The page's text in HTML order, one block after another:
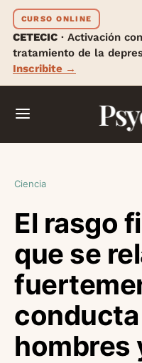
CURSO ONLINE
CETECIC · Activación
tratamiento de la
Inscribite →
Ciencia
El rasgo
que se
hombres